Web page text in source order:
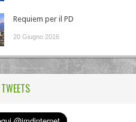
Requiem per il PD
20 Giugno 2016